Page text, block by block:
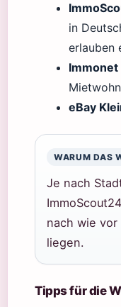
in
erlauben
Immonet
eBay
WARUM DAS
Je nach
nach wie
liegen.
Tipps für die